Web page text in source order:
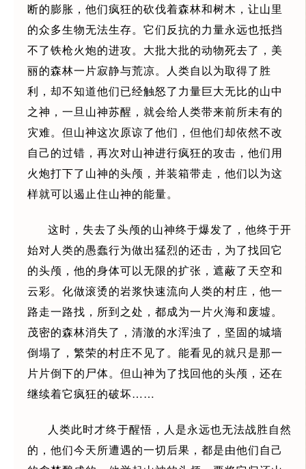
断的膨胀，他们疯狂的砍伐着森林和树木，让山里
的众多生物无法生存。它们反抗的力量永远也抵挡
不了铁枪火炮的进攻。大批大批的动物死去了，美
丽的森林一片寂静与荒凉。人类自以为取得了胜
利，却不知道他们已经触怒了力量巨大无比的山中
之神，一旦山神苏醒，就会给人类带来前所未有的
灾难。但山神这次原谅了他们，但他们却依然不改
自己的过错，再次对山神进行疯狂的攻击，他们用
火炮打下了山神的头颅，并装箱带走，他们以为这
样就可以遏止住山神的能量。
这时，失去了头颅的山神终于爆发了，他终于开
始对人类的愚蠢行为做出猛烈的还击，为了找回它
的头颅，他的身体可以无限的扩张，遮蔽了天空和
云彩。化做滚烫的岩浆快速流向人类的村庄，他一
路走一路找，所到之处，都成为一片火海和废墟。
茂密的森林消失了，清澈的水浑浊了，坚固的城墙
倒塌了，繁荣的村庄不见了。能看见的就只是那一
片片倒下的尸体。但山神为了找回他的头颅，还在
继续着它疯狂的破坏……
人类此时才终于醒悟，人是永远也无法战胜自然
的，他们今天所遭遇的一切后果，都是由他们自己